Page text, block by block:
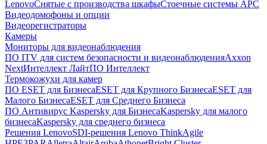
LenovoСнятые с производства шкафыСтоечные системы APC
Видеодомофоны и опции
Видеорегистраторы
Камеры
Мониторы для видеонаблюдения
ПО ITV для систем безопасности и видеонаблюденияAxxon
NextИнтеллект ЛайтПО Интеллект
Термокожухи для камер
ПО ESET для БизнесаESET для Крупного БизнесаESET для
Малого БизнесаESET для Среднего Бизнеса
ПО Антивирус Kaspersky для БизнесаKaspersky для малого
бизнесаKaspersky для среднего бизнеса
Решения LenovoSDI-решения Lenovo ThinkAgile